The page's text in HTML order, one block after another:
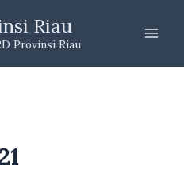
Riau
Provinsi Riau